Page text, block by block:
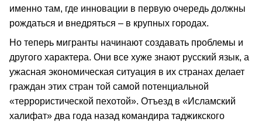
именно там, где инновации в первую очередь должны
рождаться и внедряться – в крупных городах.
Но теперь мигранты начинают создавать проблемы и
другого характера. Они все хуже знают русский язык, а
ужасная экономическая ситуация в их странах делает
граждан этих стран той самой потенциальной
«террористической пехотой». Отъезд в «Исламский
халифат» два года назад командира таджикского